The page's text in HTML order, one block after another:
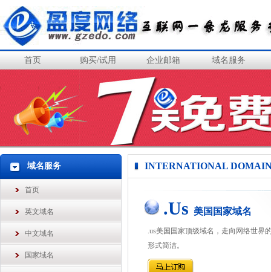
首页 购买/试用 企业邮箱 域名服务
域名服务
首页
英文域名
中文域名
国家域名
INTERNATIONAL
.Us 美国国家域名
.us美国国家顶级域名，走向网络世界
形式简洁。